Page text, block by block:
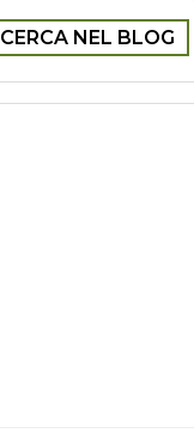
CERCA NEL BLOG